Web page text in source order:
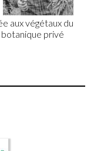
aux végétaux du
botanique privé